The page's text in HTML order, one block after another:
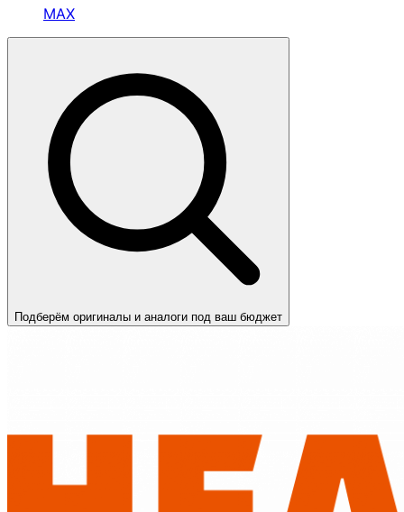
MAX
Подберём оригиналы и аналоги под ваш бюджет